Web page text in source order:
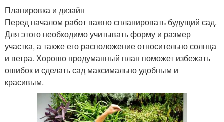
Планировка и дизайн
Перед началом работ важно спланировать будущий сад.
Для этого необходимо учитывать форму и размер
участка, а также его расположение относительно солнца
и ветра. Хорошо продуманный план поможет избежать
ошибок и сделать сад максимально удобным и
красивым.